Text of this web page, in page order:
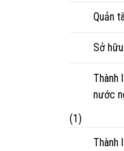
Quản
Sở
Thành
nước
(1)
Thành